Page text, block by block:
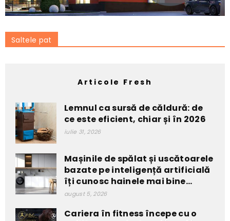
Saltele pat
Articole Fresh
Lemnul ca sursă de căldură: de
ce este eficient, chiar și în 2026
iulie 31, 2026
Mașinile de spălat și uscătoarele
bazate pe inteligență artificială
îți cunosc hainele mai bine...
august 5, 2026
Cariera în fitness începe cu o